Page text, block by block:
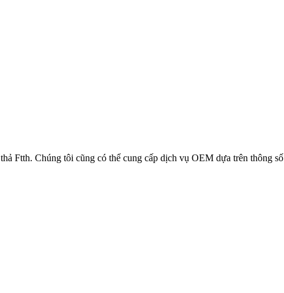
Ftth. Chúng tôi cũng có thể cung cấp dịch vụ OEM dựa trên thông